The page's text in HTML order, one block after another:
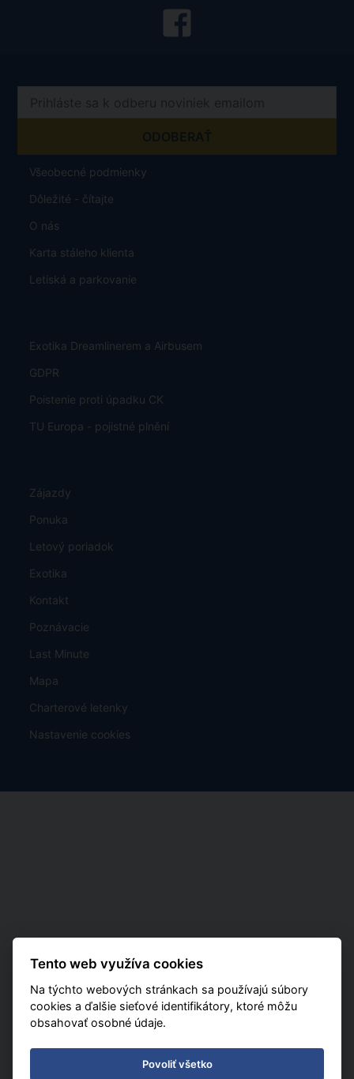
Všeobecné podmienky
Dôležité - čítajte
O nás
Karta stáleho klienta
Letiská a parkovanie
Exotika Dreamlinerem a Airbusem
GDPR
Poistenie proti úpadku CK
TU Europa - pojistné plnění
Zájazdy
Ponuka
Letový poriadok
Exotika
Kontakt
Poznávacie
Last Minute
Mapa
Charterové letenky
Nastavenie cookies
Tento web využíva cookies
Na týchto webových stránkach sa používajú súbory
cookies a ďalšie sieťové identifikátory, ktoré môžu
obsahovať osobné údaje.
Povoliť všetko